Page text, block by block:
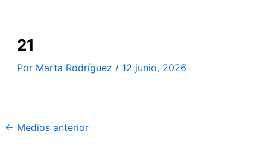
21
Por Marta Rodríguez / 12 junio, 2026
← Medios anterior